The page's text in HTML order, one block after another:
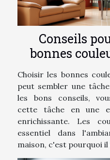
Conseils
bonnes
Choisir les bonnes
peut sembler une
les bons conseils,
cette tâche en une
enrichissante. Les
essentiel dans
maison, c'est pourquoi il